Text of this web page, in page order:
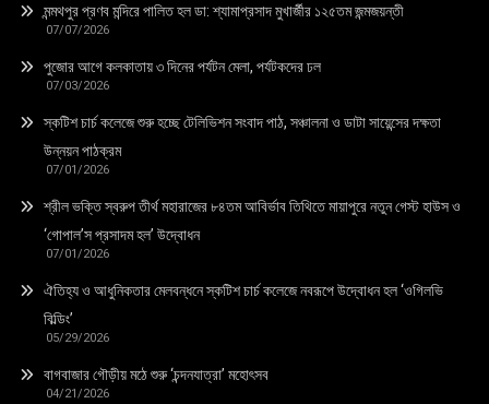
মন্মথপুর প্রণব মন্দিরে পালিত হল ডা: শ্যামাপ্রসাদ মুখার্জীর ১২৫তম জন্মজয়ন্তী
07/07/2026
পুজোর আগে কলকাতায় ৩ দিনের পর্যটন মেলা, পর্যটকদের ঢল
07/03/2026
স্কটিশ চার্চ কলেজে শুরু হচ্ছে টেলিভিশন সংবাদ পাঠ, সঞ্চালনা ও ডাটা সায়েন্সের দক্ষতা
উন্নয়ন পাঠক্রম
07/01/2026
শ্রীল ভক্তি স্বরুপ তীর্থ মহারাজের ৮৪তম আবির্ভাব তিথিতে মায়াপুরে নতুন গেস্ট হাউস ও
‘গোপাল’স প্রসাদম হল’ উদ্বোধন
07/01/2026
ঐতিহ্য ও আধুনিকতার মেলবন্ধনে স্কটিশ চার্চ কলেজে নবরূপে উদ্বোধন হল ‘ওগিলভি
বিল্ডিং’
05/29/2026
বাগবাজার গৌড়ীয় মঠে শুরু ‘চন্দনযাত্রা’ মহোৎসব
04/21/2026